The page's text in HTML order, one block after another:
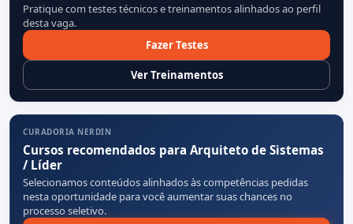
Pratique com testes técnicos e treinamentos alinhados ao perfil
desta vaga.
Fazer Testes
Ver Treinamentos
CURADORIA NERDIN
Cursos recomendados para Arquiteto de Sistemas
/ Líder
Selecionamos conteúdos alinhados às competências pedidas
nesta oportunidade para você aumentar suas chances no
processo seletivo.